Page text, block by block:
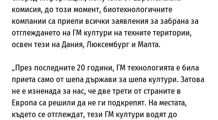
комисия, до този момент, биотехнологичните
компании са приели всички заявления за забрана за
отглеждането на ГМ култури на техните територии,
освен тези на Дания, Люксембург и Малта.
„През последните 20 години, ГМ технологията е била
приета само от шепа държави за шепа култури. Затова
не е изненада за нас, че две трети от страните в
Европа са решили да не ги подкрепят. На местата,
където се отглеждат, тези ГМ култури водят до